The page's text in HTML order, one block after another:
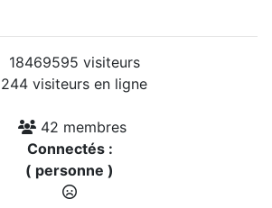
18469595 visiteurs
244 visiteurs en ligne
42 membres
Connectés :
( personne )